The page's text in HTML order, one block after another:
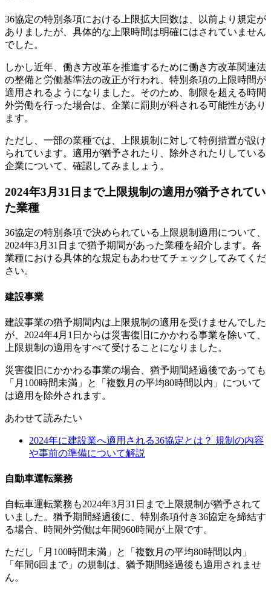
36協定の特別条項における上限拡大回数は、以前より規定が
ありましたが、具体的な上限時間は明確にはされていません
でした。
しかし近年、働き方改革を推進するために働き方改革関連法
の整備と労働基準法の改正が行われ、特別条項の上限時間が
適用されるようになりました。そのため、制限を超える時間
外労働を行った場合は、企業に罰則が科される可能性があり
ます。
ただし、一部の業種では、上限規制に対して特例措置が設け
られています。適用が猶予されたり、除外されたりしている
企業について、確認してみましょう。
2024年3月31日まで上限規制の適用が猶予されてい
た業種
36協定の特別条項で決められている上限規制適用について、
2024年3月31日まで猶予期間があった業種を紹介します。各
業種における具体的な規定もあわせてチェックしてみてくだ
さい。
建設事業
建設事業の猶予期間内は上限規制の適用を受けませんでした
が、2024年4月1日からは災害復旧にかかわる事業を除いて、
上限規制の適用をすべて受けることになりました。
災害復旧にかかわる事業の場合、猶予期間経過後であっても
「月100時間未満」と「複数月の平均80時間以内」について
は適用を除外されます。
あわせて読みたい
2024年に建設業へ適用される36協定とは？ 規制の内容
や事前の準備について解説
自動車運転業務
自転車運転業務も2024年3月31日まで上限規制が猶予されて
いました。猶予期間経過後に、特別条項付き36協定を締結す
る場合、時間外労働は年間960時間が上限です。
ただし「月100時間未満」と「複数月の平均80時間以内」
「年間6回まで」の規制は、猶予期間経過後も適用されませ
ん。